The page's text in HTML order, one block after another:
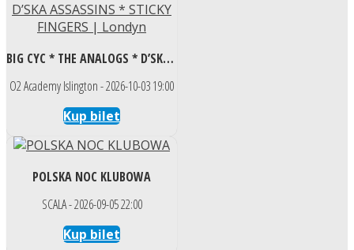
BIG CYC * THE ANALOGS * D’SKA ASSASSINS * STICKY FINGERS | Londyn
O2 Academy Islington - 2026-10-03 19:00
Kup bilet
POLSKA NOC KLUBOWA
SCALA - 2026-09-05 22:00
Kup bilet